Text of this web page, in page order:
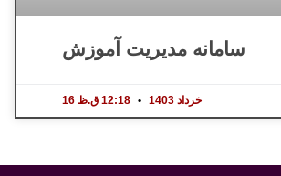
سامانه مدیریت آموزش
16 خرداد 1403